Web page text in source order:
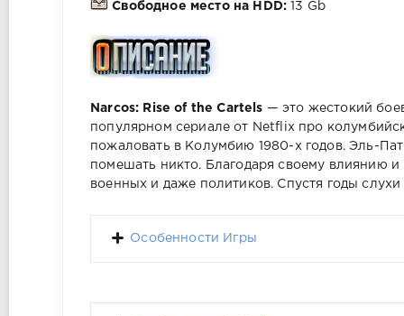
Свободное место на HDD: 13 Gb
Narcos: Rise of the Cartels — это жестокий
популярном сериале от Netflix про
пожаловать в Колумбию 1980-х годов. Эль-
помешать никто. Благодаря своему влиянию
военных и даже политиков. Спустя годы
Особенности Игры